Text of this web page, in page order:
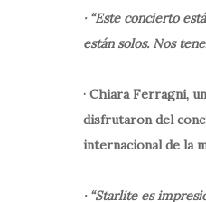
· “Este concierto
están solos. Nos
· Chiara Ferragni,
disfrutaron del
internacional de la
· “Starlite es